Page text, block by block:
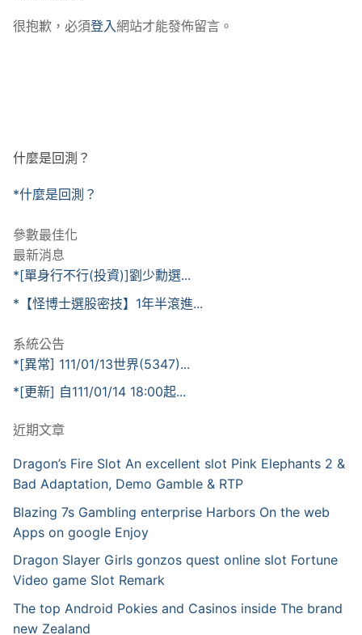
很抱歉，必須登入網站才能發佈留言。
什麼是回測？
*什麼是回測？
參數最佳化
最新消息
*[單身行不行(投資)]劉少勳選...
*【怪博士選股密技】1年半滾進...
系統公告
*[異常] 111/01/13世界(5347)...
*[更新] 自111/01/14 18:00起...
近期文章
Dragon’s Fire Slot An excellent slot Pink Elephants 2 &
Bad Adaptation, Demo Gamble & RTP
Blazing 7s Gambling enterprise Harbors On the web
Apps on google Enjoy
Dragon Slayer Girls gonzos quest online slot Fortune
Video game Slot Remark
The top Android Pokies and Casinos inside The brand
new Zealand